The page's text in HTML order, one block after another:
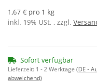
1,67 € pro 1 kg
inkl. 19% USt. , zzgl.
Sofort verfügbar
Lieferzeit: 1 - 2 Werktage (DE -
abweichend)